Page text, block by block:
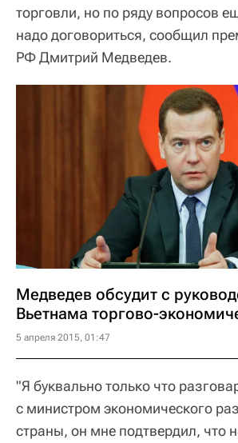
торговли, но по ряду вопросов
надо договориться, сообщил
РФ Дмитрий Медведев.
Медведев обсудит с
Вьетнама торгово-
5 апреля 2015, 01:47
"Я буквально только что
с министром экономического
страны, он мне подтвердил, что